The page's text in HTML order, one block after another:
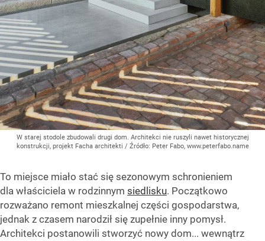
W starej stodole zbudowali drugi dom. Architekci nie ruszyli nawet historycznej
konstrukcji, projekt Facha architekti / Źródło: Peter Fabo, www.peterfabo.name
To miejsce miało stać się sezonowym schronieniem
dla właściciela w rodzinnym siedlisku. Początkowo
rozważano remont mieszkalnej części gospodarstwa,
jednak z czasem narodził się zupełnie inny pomysł.
Architekci postanowili stworzyć nowy dom... wewnątrz